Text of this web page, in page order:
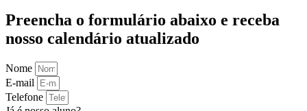
Preencha o formulário abaixo e receba
nosso calendário atualizado
Nome
E-mail
Telefone